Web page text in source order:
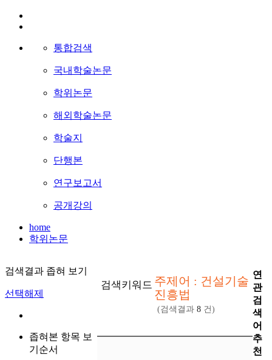
통합검색
국내학술논문
학위논문
해외학술논문
학술지
단행본
연구보고서
공개강의
home
학위논문
검색결과 좁혀 보기
선택해제
좁혀본 항목 보
기순서
검색키워드 주제어 : 건설기술
진흥법
(검색결과 8 건)
연
관
검
색
어
추
천